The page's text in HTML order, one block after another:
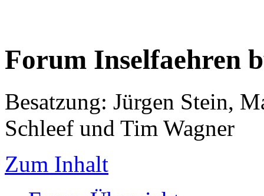
Forum Inselfaehren
Besatzung: Jürgen Stein,
Schleef und Tim Wagner
Zum Inhalt